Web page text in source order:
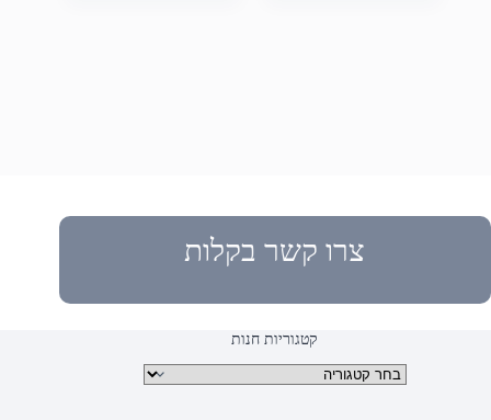
צרו קשר בקלות
קטגוריות חנות
קטגוריות מוצרים